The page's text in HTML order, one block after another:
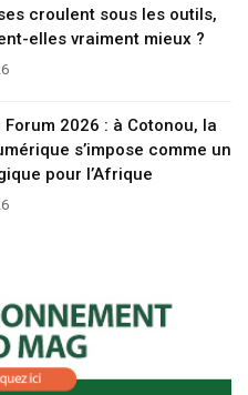
croulent sous les outils,
elles vraiment mieux ?
2026 : à Cotonou, la
s’impose comme un
pour l’Afrique